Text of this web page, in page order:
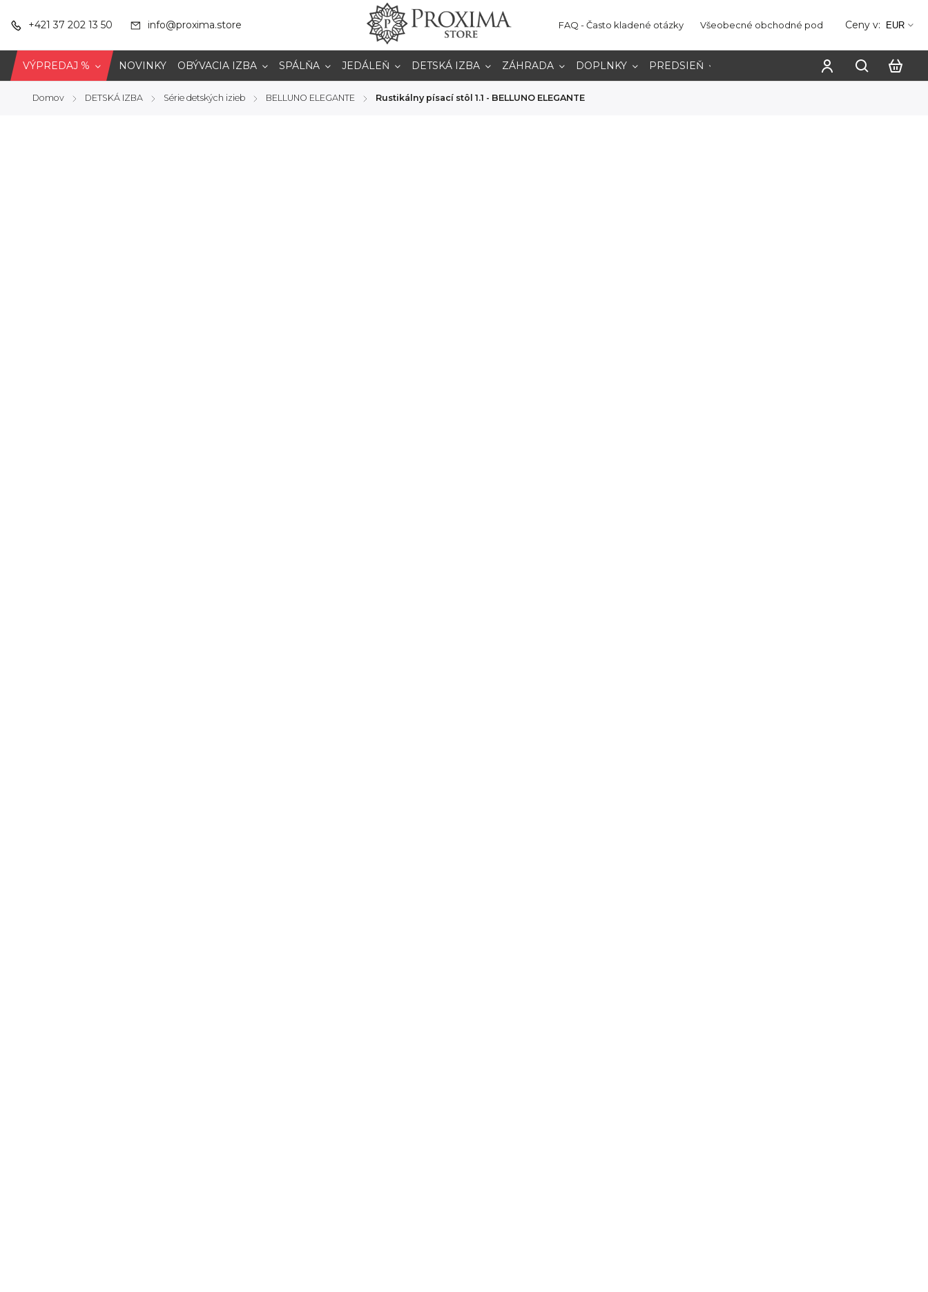
+421 37 202 13 50 info@proxima.store FAQ - Často kladené otázky Všeobecné obchodné podmienky Ochrana
Ceny v: EUR
VÝPREDAJ % NOVINKY OBÝVACIA IZBA SPÁLŇA JEDÁLEŇ DETSKÁ IZBA ZÁHRADA DOPLNKY PREDSIEŇ
Domov / DETSKÁ IZBA / Série detských izieb / BELLUNO ELEGANTE / Rustikálny písací stôl 1.1 - BELLUNO ELEGANTE